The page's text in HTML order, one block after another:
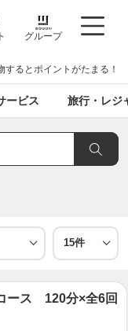
グループ
するとポイントがたまる！
ービス 旅行・レジ
ース 120分×全6回